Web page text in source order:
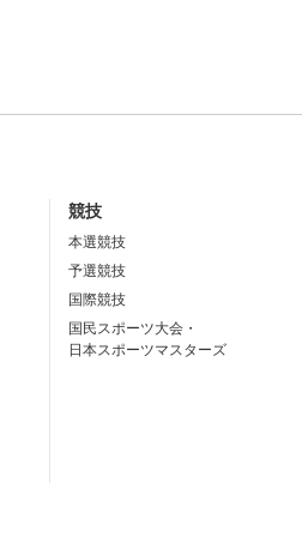
競技
本選競技
予選競技
国際競技
国民スポーツ大会・
日本スポーツマスターズ